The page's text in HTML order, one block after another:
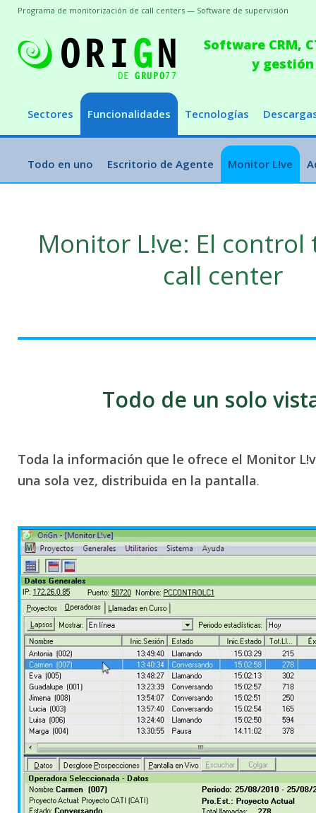
Software CRM,
y
Sectores Funcionalidades Tecnologías
Todo en uno Escritorio de Agente Monitor L!ve
Programa de monitorización de call centers — Software de supervisión
Monitor L!ve: El
call center
Todo de un solo
Toda la información que le ofrece el Monitor
una sola vez, distribuida en la pantalla.